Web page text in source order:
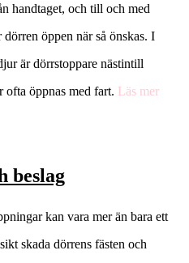
handtaget, och till och med
öppen när så önskas. I
är dörrstoppare nästintill
ofta öppnas med fart. Läs mer
beslag
kan vara mer än bara ett
skada dörrens fästen och